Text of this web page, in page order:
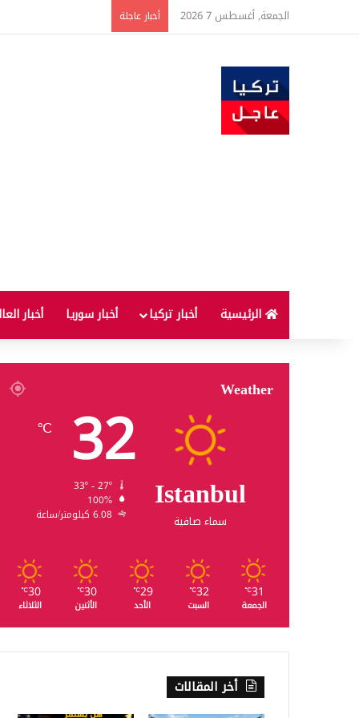
الجمعة, أغسطس 7 2026 أخبار عاجلة
الرئيسية أخبار تركيا أخبار سوريا أخبار
Weather
Istanbul
سماء صافية
32
℃
100%
6.08 كيلومتر/ساعة
31
℃
الجمعة
32
℃
السبت
29
℃
الأحد
30
℃
الأثنين
30
℃
الثلاثاء
أخر المقالات